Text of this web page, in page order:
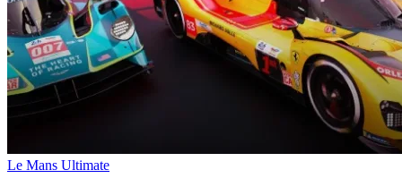
Le Mans Ultimate